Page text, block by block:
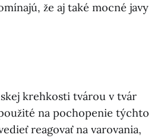
že aj také mocné javy
krehkosti tvárou v tvár
na pochopenie týchto
reagovať na varovania,